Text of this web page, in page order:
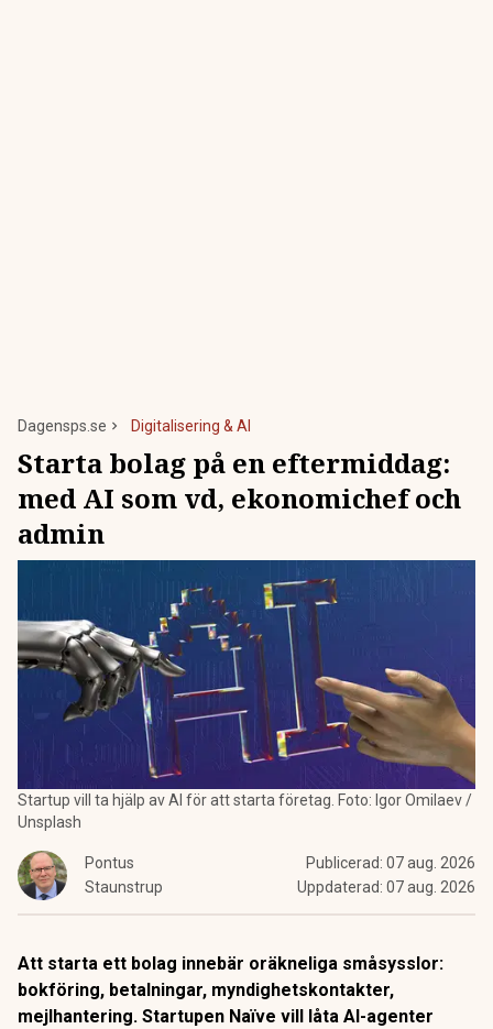
Dagensps.se Digitalisering & AI
Starta bolag på en eftermiddag:
med AI som vd, ekonomichef och
admin
Startup vill ta hjälp av AI för att starta företag. Foto: Igor Omilaev /
Unsplash
Pontus
Staunstrup
Publicerad: 07 aug. 2026
Uppdaterad: 07 aug. 2026
Att starta ett bolag innebär oräkneliga småsysslor:
bokföring, betalningar, myndighetskontakter,
mejlhantering. Startupen Naïve vill låta AI-agenter